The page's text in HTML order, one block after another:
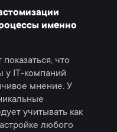
именно
что
у IT-компаний
мнение. У
учитывать как
любого